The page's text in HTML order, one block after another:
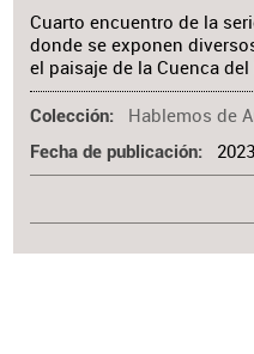
Cuarto encuentro de la
donde se exponen
el paisaje de la Cuenca del
Colección Hablemos de
Fecha de publicación